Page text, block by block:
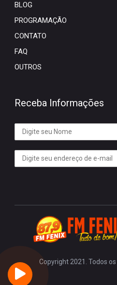
BLOG
PROGRAMAÇÃO
CONTATO
FAQ
OUTROS
Receba Informações
Copyright 2021. Todos